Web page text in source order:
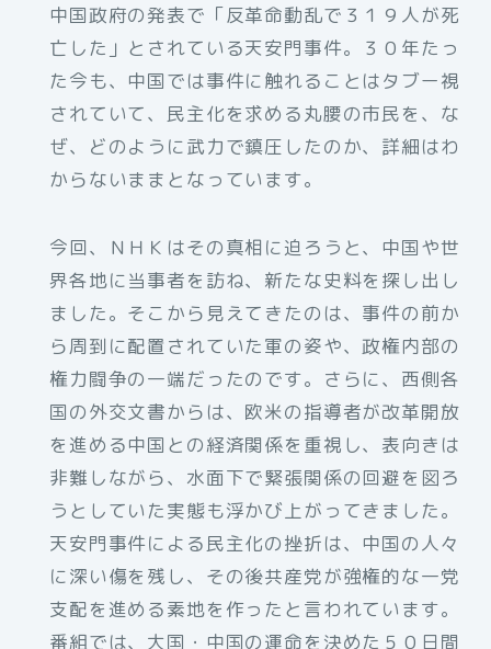
中国政府の発表で「反革命動乱で３１９人が死
亡した」とされている天安門事件。３０年たっ
た今も、中国では事件に触れることはタブー視
されていて、民主化を求める丸腰の市民を、な
ぜ、どのように武力で鎮圧したのか、詳細はわ
からないままとなっています。
今回、ＮＨＫはその真相に迫ろうと、中国や世
界各地に当事者を訪ね、新たな史料を探し出し
ました。そこから見えてきたのは、事件の前か
ら周到に配置されていた軍の姿や、政権内部の
権力闘争の一端だったのです。さらに、西側各
国の外交文書からは、欧米の指導者が改革開放
を進める中国との経済関係を重視し、表向きは
非難しながら、水面下で緊張関係の回避を図ろ
うとしていた実態も浮かび上がってきました。
天安門事件による民主化の挫折は、中国の人々
に深い傷を残し、その後共産党が強権的な一党
支配を進める素地を作ったと言われています。
番組では、大国・中国の運命を決めた５０日間